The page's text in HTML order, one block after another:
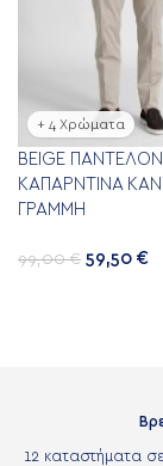
+ 4 Χρώματα
BEIGE
ΚΑΠΑΡΝΤΊΝΑ
ΓΡΑΜΜΉ
99,00€ 59,50 €
12 καταστήματα